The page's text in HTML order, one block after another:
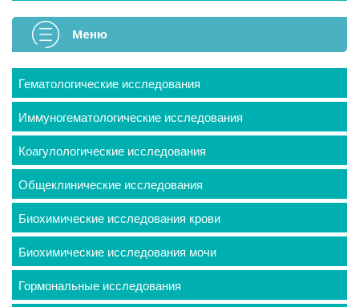
Меню
Гематологические исследования
Иммуногематологические исследования
Коагулологические исследования
Общеклинические исследования
Биохимические исследования крови
Биохимические исследования мочи
Гормональные исследования